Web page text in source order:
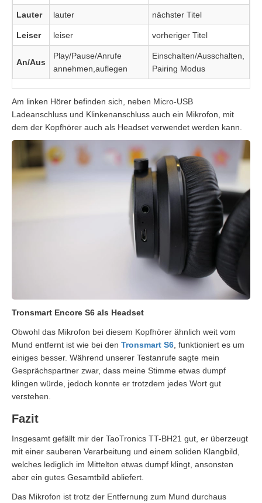
Lauter lauter nächster Titel
Leiser leiser vorheriger Titel
An/Aus
Play/Pause/Anrufe
annehmen,auflegen
Einschalten/Ausschalten,
Pairing Modus
Am linken Hörer befinden sich, neben Micro-USB
Ladeanschluss und Klinkenanschluss auch ein Mikrofon, mit
dem der Kopfhörer auch als Headset verwendet werden kann.
Tronsmart Encore S6 als Headset
Obwohl das Mikrofon bei diesem Kopfhörer ähnlich weit vom
Mund entfernt ist wie bei den Tronsmart S6 , funktioniert es um
einiges besser. Während unserer Testanrufe sagte mein
Gesprächspartner zwar, dass meine Stimme etwas dumpf
klingen würde, jedoch konnte er trotzdem jedes Wort gut
verstehen.
Fazit
Insgesamt gefällt mir der TaoTronics TT-BH21 gut, er überzeugt
mit einer sauberen Verarbeitung und einem soliden Klangbild,
welches lediglich im Mittelton etwas dumpf klingt, ansonsten
aber ein gutes Gesamtbild abliefert.
Das Mikrofon ist trotz der Entfernung zum Mund durchaus